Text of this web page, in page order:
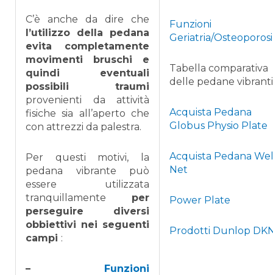
C’è anche da dire che
l’utilizzo della pedana
evita completamente
movimenti bruschi e
quindi eventuali
possibili traumi
provenienti da attività
fisiche sia all’aperto che
con attrezzi da palestra.
Per questi motivi, la
pedana vibrante può
essere utilizzata
tranquillamente per
perseguire diversi
obbiettivi nei seguenti
campi :
– Funzioni
Funzioni
Geriatria/Osteoporosi
Tabella comparativa
delle pedane vibranti
Acquista Pedana
Globus Physio Plate
Acquista Pedana
Net
Power Plate
Prodotti Dunlop